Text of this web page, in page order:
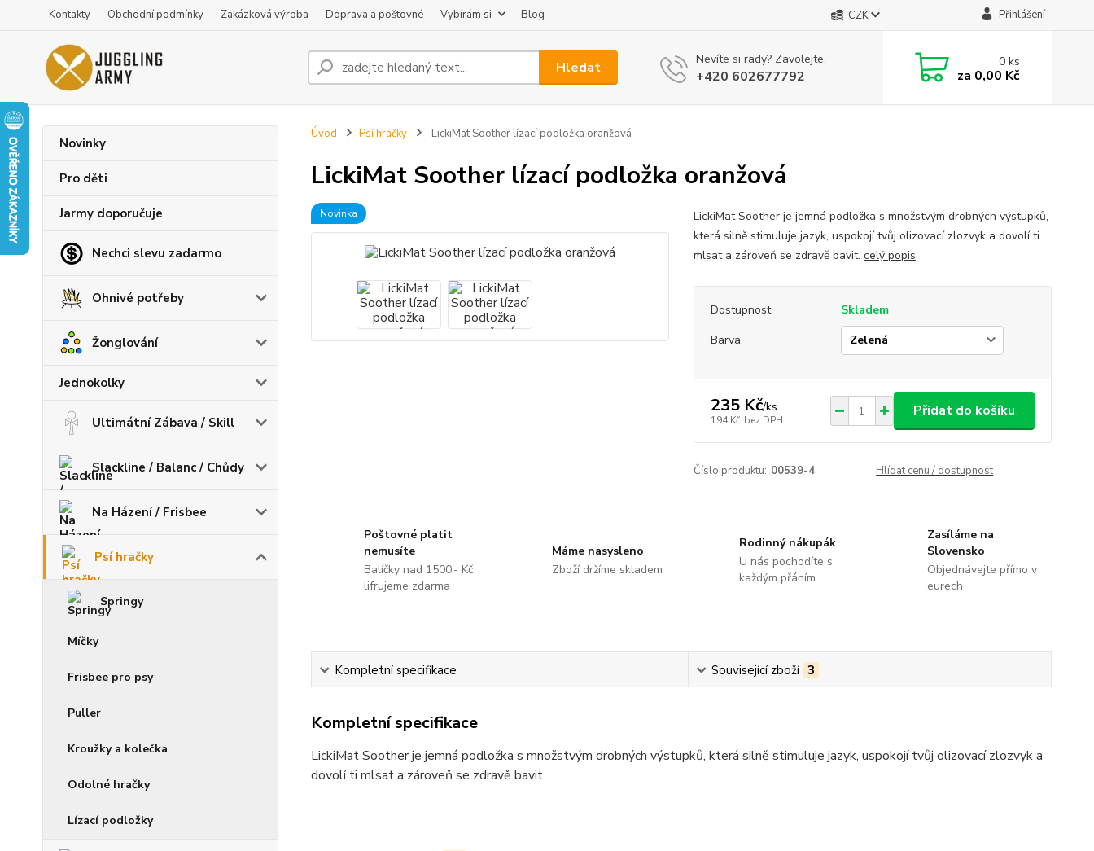
Kontakty Obchodní podmínky Zakázková výroba Doprava a poštovné Vybírám si Blog CZK Přihlášení
Hledat Nevíte si rady? Zavolejte.
+420 602677792
0ks
za 0,00 Kč
Novinky
Pro děti
Jarmy doporučuje
Nechci slevu zadarmo
Ohnivé potřeby
Žonglování
Jednokolky
Ultimátní Zábava / Skill
Slackline / Balanc / Chůdy
Na Házení / Frisbee
Psí hračky
Springy
Míčky
Frisbee pro psy
Puller
Kroužky a kolečka
Odolné hračky
Lízací podložky
Úvod Psí hračky LickiMat Soother lízací podložka oranžová
LickiMat Soother lízací podložka oranžová
Novinka
LickiMat Soother je jemná podložka s množstvým drobných výstupků,
která silně stimuluje jazyk, uspokojí tvůj olizovací zlozvyk a dovolí ti
mlsat a zároveň se zdravě bavit. celý popis
Dostupnost
Skladem
Barva
235 Kč/ks
194 Kč bez DPH
Přidat do košíku
Číslo produktu: 00539-4 Hlídat cenu / dostupnost
Poštovné platit
nemusíte
Balíčky nad 1500,- Kč
lifrujeme zdarma
Máme nasysleno
Zboží držíme skladem
Rodinný nákupák
U nás pochodíte s
každým přáním
Zasíláme na
Slovensko
Objednávejte přímo v
eurech
Kompletní specifikace Související zboží 3
Kompletní specifikace
LickiMat Soother je jemná podložka s množstvým drobných výstupků, která silně stimuluje jazyk, uspokojí tvůj olizovací zlozvyk a
dovolí ti mlsat a zároveň se zdravě bavit.